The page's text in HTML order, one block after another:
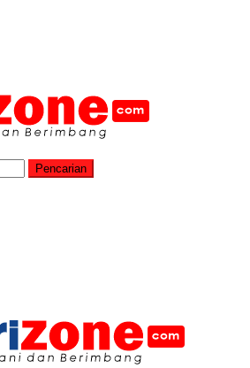
Pencarian